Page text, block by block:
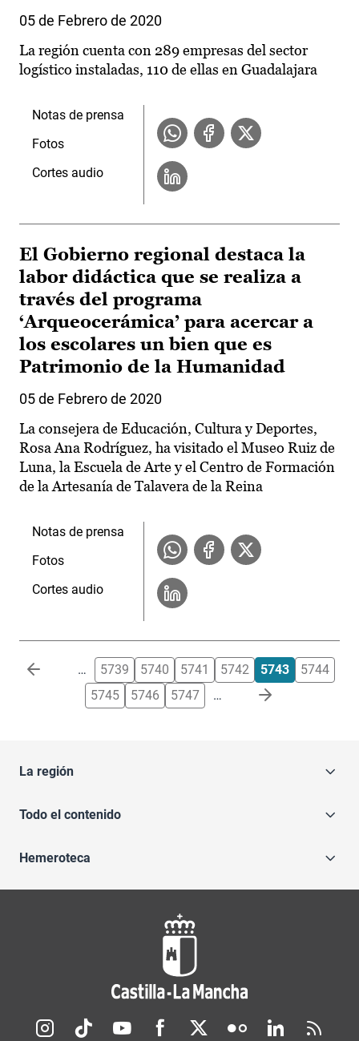
05 de Febrero de 2020
La región cuenta con 289 empresas del sector
logístico instaladas, 110 de ellas en Guadalajara
Notas de prensa
Fotos
Cortes audio
El Gobierno regional destaca la
labor didáctica que se realiza a
través del programa
‘Arqueocerámica’ para acercar a
los escolares un bien que es
Patrimonio de la Humanidad
05 de Febrero de 2020
La consejera de Educación, Cultura y Deportes,
Rosa Ana Rodríguez, ha visitado el Museo Ruiz de
Luna, la Escuela de Arte y el Centro de Formación
de la Artesanía de Talavera de la Reina
Notas de prensa
Fotos
Cortes audio
Paginación … 5739 5740 5741 5742 5743
5744
5745
5746 5747 …
La región
Todo el contenido
Hemeroteca
Redes sociales JCCM